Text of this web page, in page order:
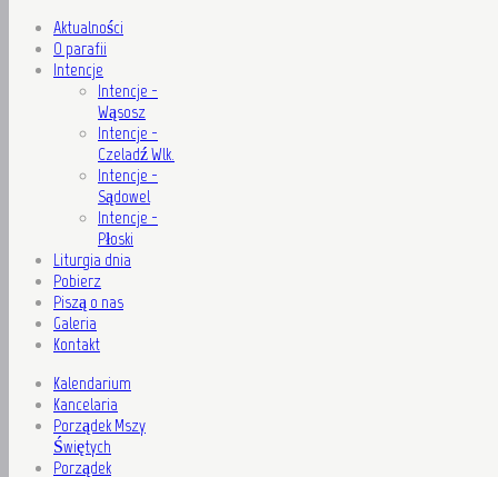
Aktualności
O parafii
Intencje
Intencje -
Wąsosz
Intencje -
Czeladź Wlk.
Intencje -
Sądowel
Intencje -
Płoski
Liturgia dnia
Pobierz
Piszą o nas
Galeria
Kontakt
Kalendarium
Kancelaria
Porządek Mszy
Świętych
Porządek